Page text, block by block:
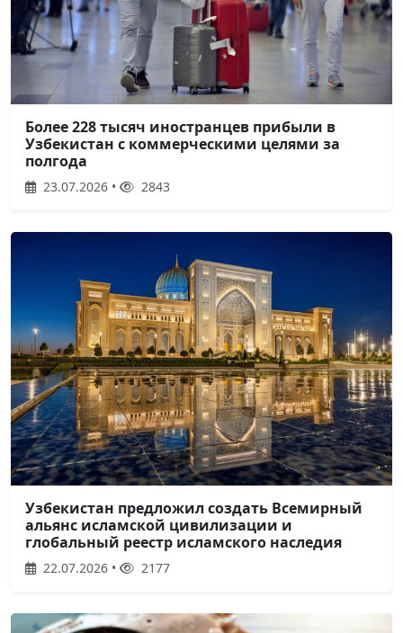
Более 228 тысяч иностранцев прибыли в
Узбекистан с коммерческими целями за
полгода
23.07.2026 • 2843
Узбекистан предложил создать Всемирный
альянс исламской цивилизации и
глобальный реестр исламского наследия
22.07.2026 • 2177